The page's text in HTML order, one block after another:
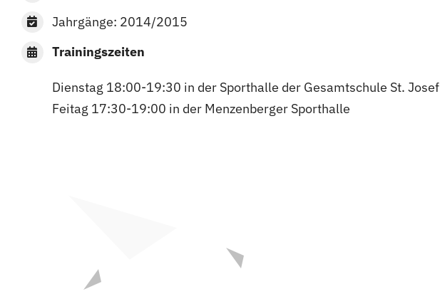
Jahrgänge: 2014/2015
Trainingszeiten
Dienstag 18:00-19:30 in der Sporthalle der Gesamtschule St. Josef
Feitag 17:30-19:00 in der Menzenberger Sporthalle